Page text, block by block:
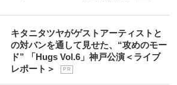
キタニタツヤがゲストアーティストと
の対バンを通して見せた、“攻めのモー
ド” 「Hugs Vol.6」神戸公演＜ライブ
レポート＞
P R